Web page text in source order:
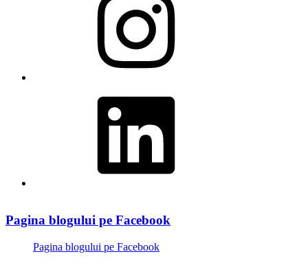
Pagina blogului pe Facebook
Pagina blogului pe Facebook